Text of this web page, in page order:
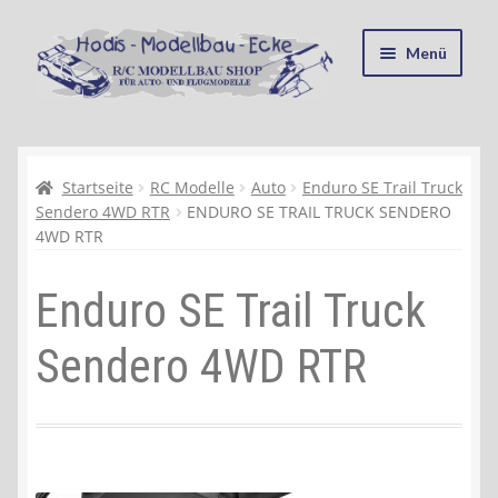
Zur
Navigation
springen
Zum
Inhalt
springen
Menü
Kasse
Mein Konto
Recycling, Entsorgung und Umwelt
Shop
Warenkorb
Startseite RC Modelle Auto
Enduro SE Trail Truck
Sendero 4WD RTR
ENDURO SE TRAIL TRUCK SENDERO
4WD RTR
Enduro SE Trail Truck
Sendero 4WD RTR